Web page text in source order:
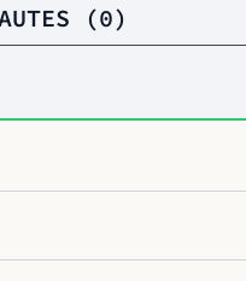
(0)